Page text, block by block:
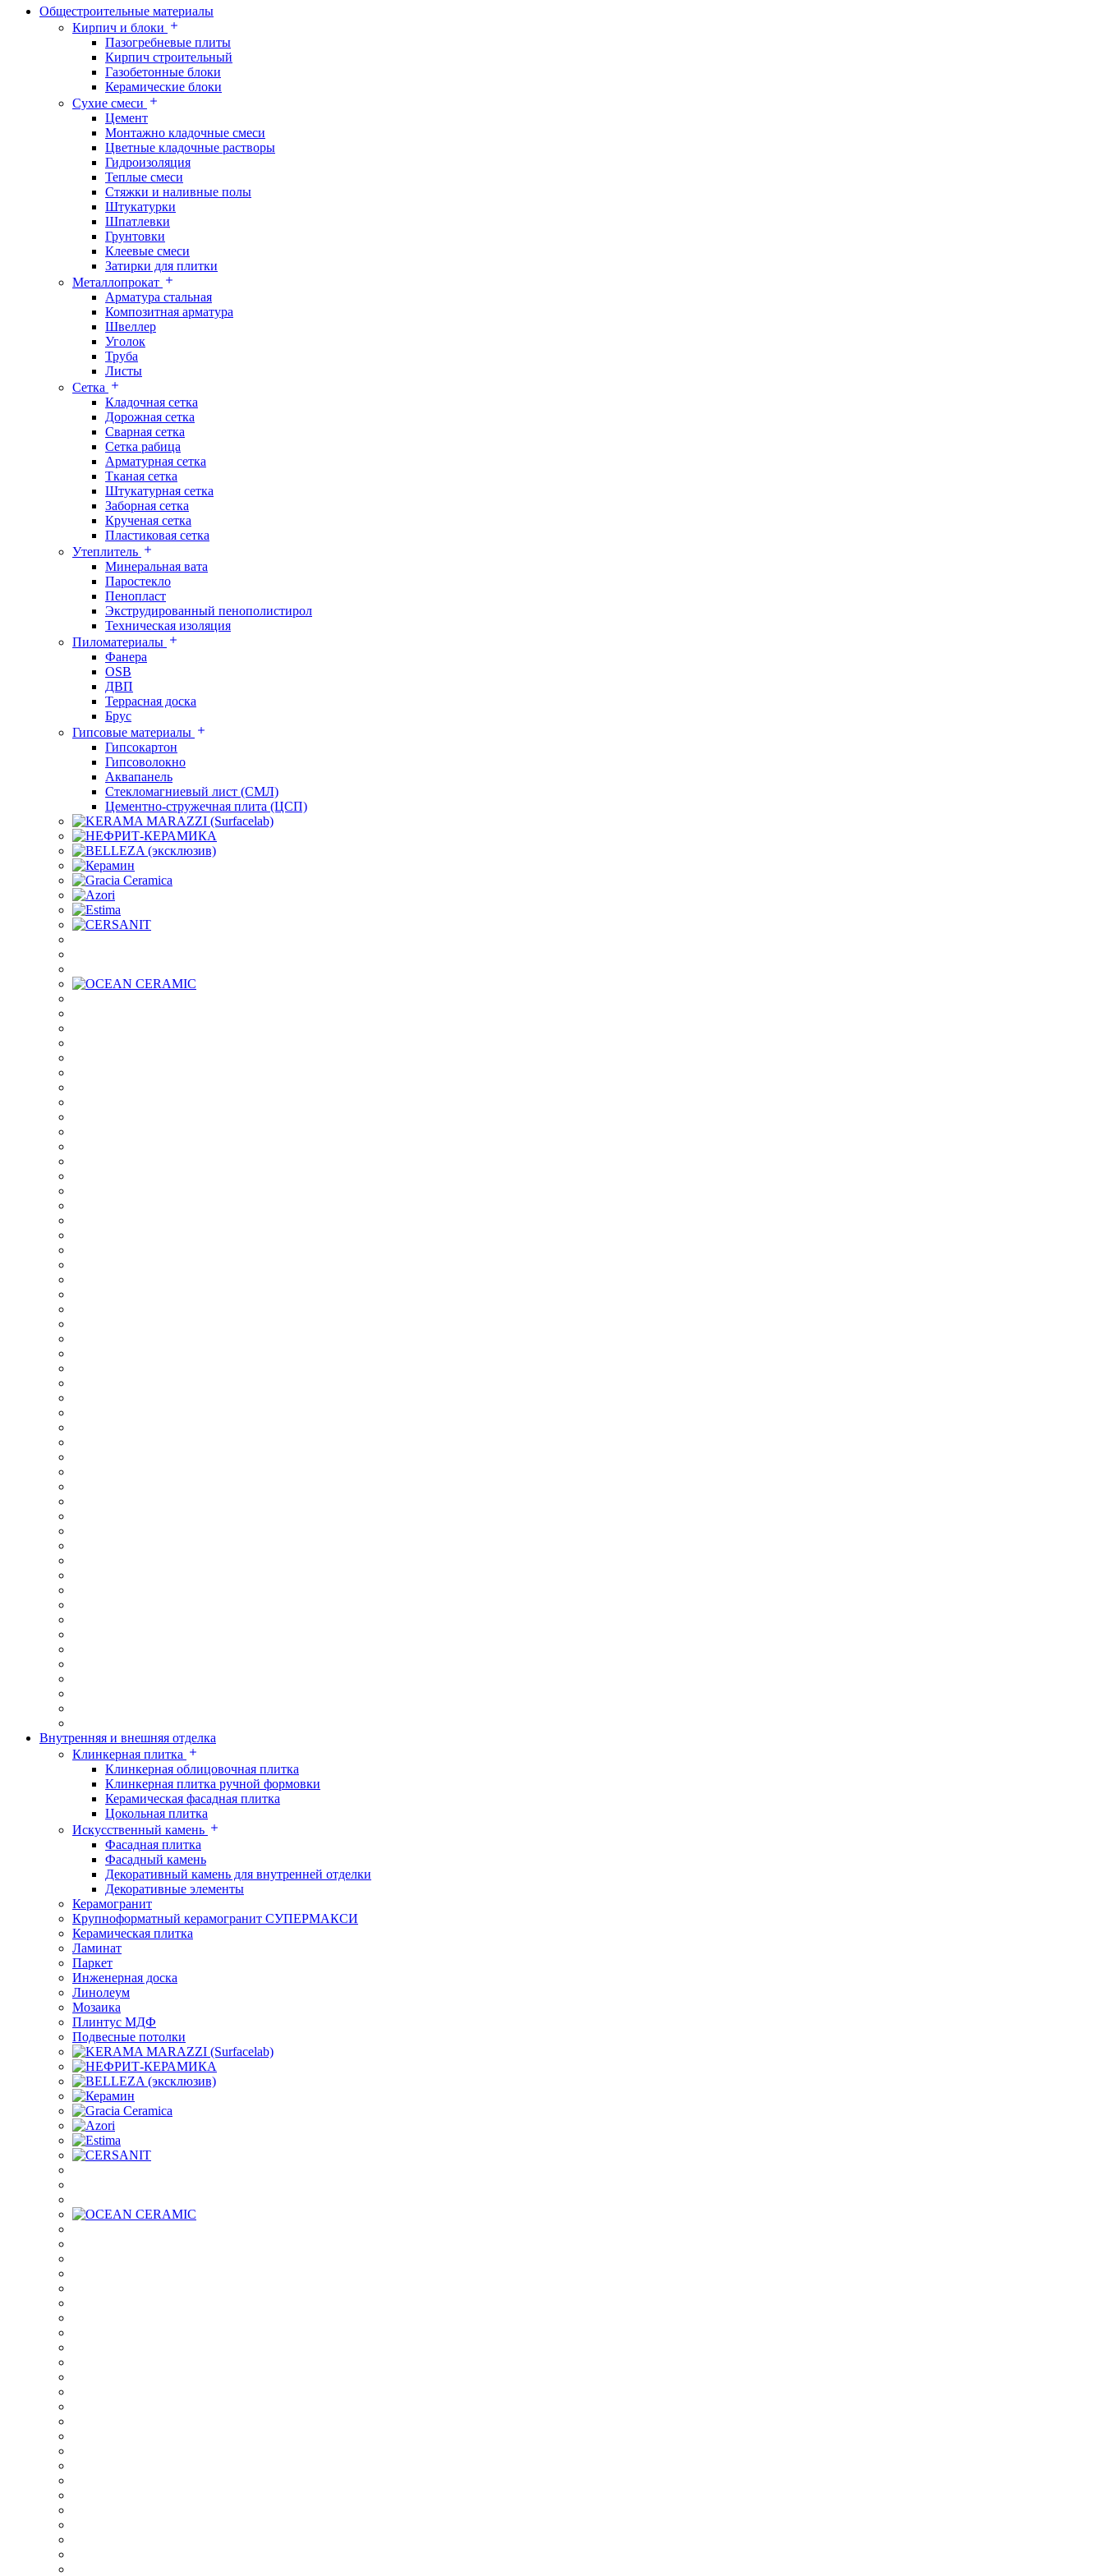
Общестроительные материалы
Кирпич и блоки
Пазогребневые плиты
Кирпич строительный
Газобетонные блоки
Керамические блоки
Сухие смеси
Цемент
Монтажно кладочные смеси
Цветные кладочные растворы
Гидроизоляция
Теплые смеси
Стяжки и наливные полы
Штукатурки
Шпатлевки
Грунтовки
Клеевые смеси
Затирки для плитки
Металлопрокат
Арматура стальная
Композитная арматура
Швеллер
Уголок
Труба
Листы
Сетка
Кладочная сетка
Дорожная сетка
Сварная сетка
Сетка рабица
Арматурная сетка
Тканая сетка
Штукатурная сетка
Заборная сетка
Крученая сетка
Пластиковая сетка
Утеплитель
Минеральная вата
Паростекло
Пенопласт
Экструдированный пенополистирол
Техническая изоляция
Пиломатериалы
Фанера
OSB
ДВП
Террасная доска
Брус
Гипсовые материалы
Гипсокартон
Гипсоволокно
Аквапанель
Стекломагниевый лист (СМЛ)
Цементно-стружечная плита (ЦСП)
Внутренняя и внешняя отделка
Клинкерная плитка
Клинкерная облицовочная плитка
Клинкерная плитка ручной формовки
Керамическая фасадная плитка
Цокольная плитка
Искусственный камень
Фасадная плитка
Фасадный камень
Декоративный камень для внутренней отделки
Декоративные элементы
Керамогранит
Крупноформатный керамогранит СУПЕРМАКСИ
Керамическая плитка
Ламинат
Паркет
Инженерная доска
Линолеум
Мозаика
Плинтус МДФ
Подвесные потолки